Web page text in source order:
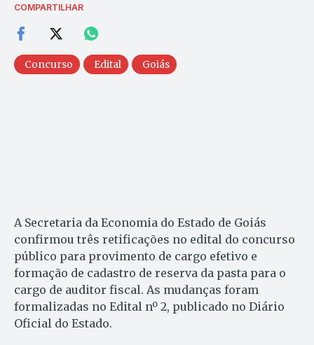
COMPARTILHAR
Concurso Edital Goiás
A Secretaria da Economia do Estado de Goiás
confirmou três retificações no edital do concurso
público para provimento de cargo efetivo e
formação de cadastro de reserva da pasta para o
cargo de auditor fiscal. As mudanças foram
formalizadas no Edital nº 2, publicado no Diário
Oficial do Estado.